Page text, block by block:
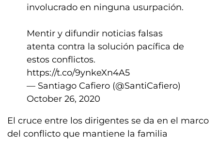
involucrado en ninguna usurpación.
Mentir y difundir noticias falsas
atenta contra la solución pacífica de
estos conflictos.
https://t.co/9ynkeXn4A5
— Santiago Cafiero (@SantiCafiero)
October 26, 2020
El cruce entre los dirigentes se da en el marco
del conflicto que mantiene la familia